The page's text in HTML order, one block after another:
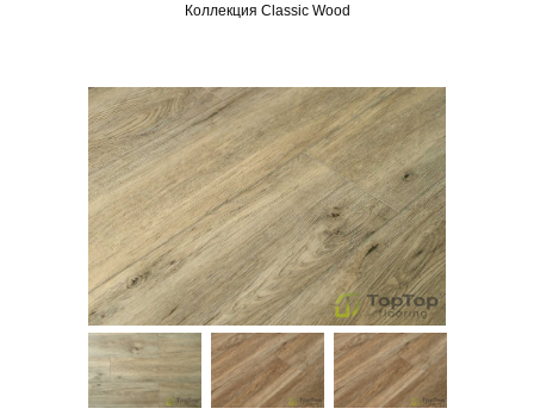
Коллекция Classic Wood